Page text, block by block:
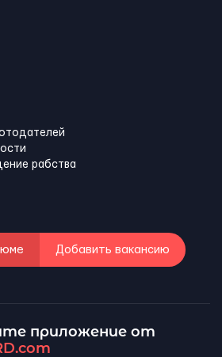
рабства
Добавить вакансию
приложение от